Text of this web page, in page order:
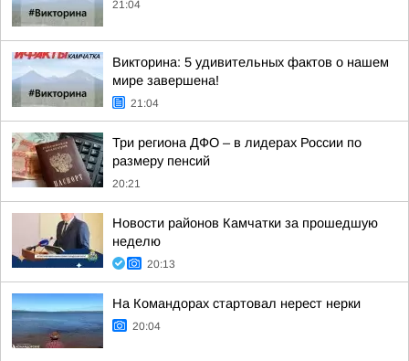
21:04
Викторина: 5 удивительных фактов о нашем
мире завершена!
21:04
Три региона ДФО – в лидерах России по
размеру пенсий
20:21
Новости районов Камчатки за прошедшую
неделю
20:13
На Командорах стартовал нерест нерки
20:04